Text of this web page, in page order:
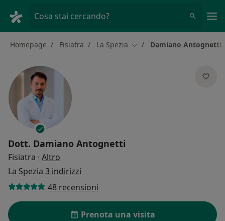
Cosa stai cercando?
Homepage Fisiatra La Spezia Cambia città
Damiano Antognetti
Dott. Damiano Antognetti
Fisiatra · Altro
La Spezia 3 indirizzi
48 recensioni
Prenota una visita